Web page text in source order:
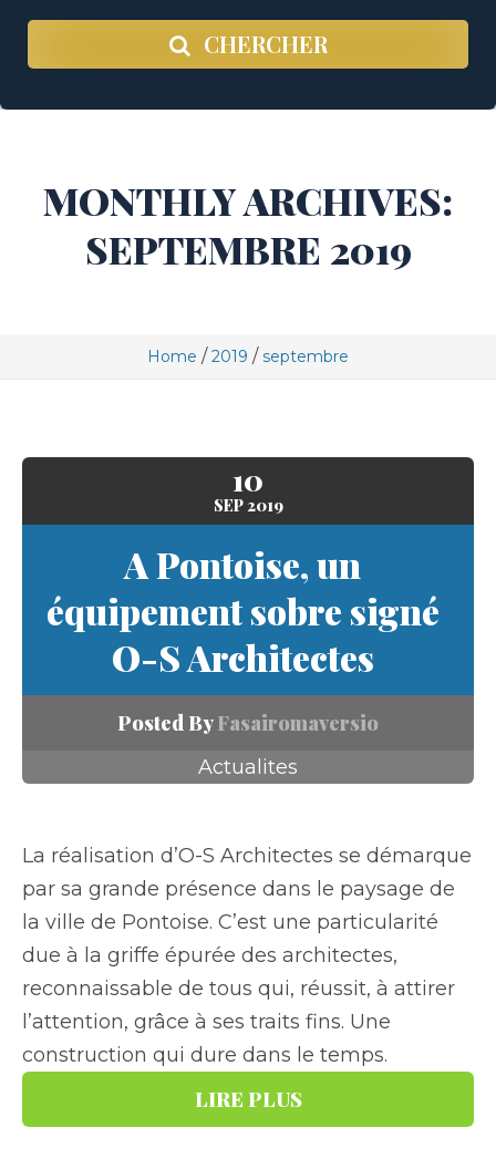
CHERCHER
MONTHLY ARCHIVES:
SEPTEMBRE 2019
Home / 2019 / septembre
10
SEP2019
A Pontoise, un
équipement sobre signé
O-S Architectes
Posted ByFasairomaversio
Actualites
La réalisation d’O-S Architectes se démarque
par sa grande présence dans le paysage de
la ville de Pontoise. C’est une particularité
due à la griffe épurée des architectes,
reconnaissable de tous qui, réussit, à attirer
l’attention, grâce à ses traits fins. Une
construction qui dure dans le temps.
LIRE PLUS